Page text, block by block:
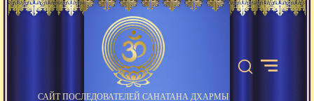
САЙТ ПОСЛЕДОВАТЕЛЕЙ САНАТАНА ДХАРМЫ